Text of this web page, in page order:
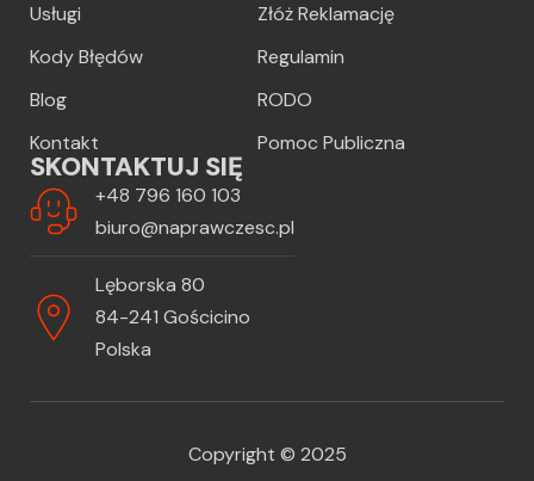
Usługi
Kody Błędów
Blog
Kontakt
Złóż Reklamację
Regulamin
RODO
Pomoc Publiczna
SKONTAKTUJ SIĘ
+48 796 160 103
biuro@naprawczesc.pl
Lęborska 80
84-241 Gościcino
Polska
Copyright © 2025